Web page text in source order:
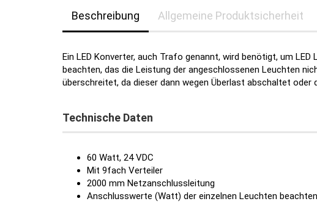
Beschreibung Allgemeine Produktsicherheit
Ein LED Konverter, auch Trafo genannt, wird benötigt, um
beachten, das die Leistung der angeschlossenen Leuchten
überschreitet, da dieser dann wegen Überlast abschaltet oder
Technische Daten
60 Watt, 24 VDC
Mit 9fach Verteiler
2000 mm Netzanschlussleitung
Anschlusswerte (Watt) der einzelnen Leuchten beachten